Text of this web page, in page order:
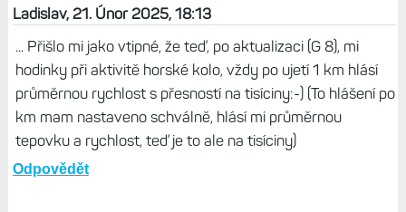
Ladislav, 21. Únor 2025, 18:13
... Přišlo mi jako vtipné, že teď, po aktualizaci (G 8), mi
hodinky při aktivitě horské kolo, vždy po ujetí 1 km hlásí
průměrnou rychlost s přesností na tisíciny:-) (To hlášení po
km mam nastaveno schválně, hlásí mi průměrnou
tepovku a rychlost, teď je to ale na tisíciny)
Odpovědět